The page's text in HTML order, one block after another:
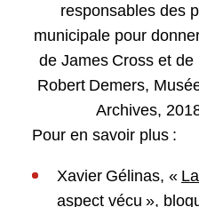
responsables des
municipale pour
de James Cross et
Robert Demers,
Archives,
Pour en savoir plus :
Xavier Gélinas, «
aspect vécu »,